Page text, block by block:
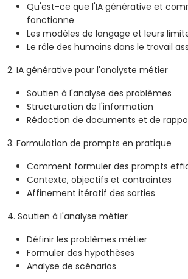
Qu'est-ce que l'IA générative et
fonctionne
Les modèles de langage et leurs
Le rôle des humains dans le travail
2. IA générative pour l'analyste métier
Soutien à l'analyse des problèmes
Structuration de l'information
Rédaction de documents et de
3. Formulation de prompts en pratique
Comment formuler des prompts
Contexte, objectifs et contraintes
Affinement itératif des sorties
4. Soutien à l'analyse métier
Définir les problèmes métier
Formuler des hypothèses
Analyse de scénarios